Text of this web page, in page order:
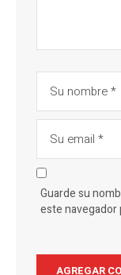
Guarde su
este navegador